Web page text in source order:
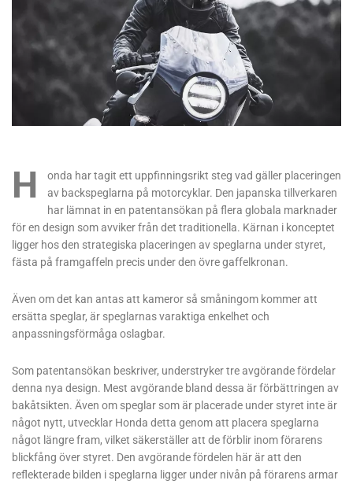
H
onda har tagit ett uppfinningsrikt steg vad gäller placeringen
av backspeglarna på motorcyklar. Den japanska tillverkaren
har lämnat in en patentansökan på flera globala marknader
för en design som avviker från det traditionella. Kärnan i konceptet
ligger hos den strategiska placeringen av speglarna under styret,
fästa på framgaffeln precis under den övre gaffelkronan.
Även om det kan antas att kameror så småningom kommer att
ersätta speglar, är speglarnas varaktiga enkelhet och
anpassningsförmåga oslagbar.
Som patentansökan beskriver, understryker tre avgörande fördelar
denna nya design. Mest avgörande bland dessa är förbättringen av
bakåtsikten. Även om speglar som är placerade under styret inte är
något nytt, utvecklar Honda detta genom att placera speglarna
något längre fram, vilket säkerställer att de förblir inom förarens
blickfång över styret. Den avgörande fördelen här är att den
reflekterade bilden i speglarna ligger under nivån på förarens armar